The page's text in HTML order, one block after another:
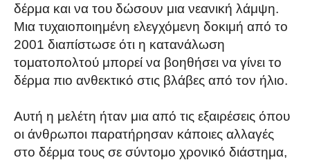
δέρμα και να του δώσουν μια νεανική λάμψη.
Μια τυχαιοποιημένη ελεγχόμενη δοκιμή από το
2001 διαπίστωσε ότι η κατανάλωση
τοματοπολτού μπορεί να βοηθήσει να γίνει το
δέρμα πιο ανθεκτικό στις βλάβες από τον ήλιο.
Αυτή η μελέτη ήταν μια από τις εξαιρέσεις όπου
οι άνθρωποι παρατήρησαν κάποιες αλλαγές
στο δέρμα τους σε σύντομο χρονικό διάστημα,